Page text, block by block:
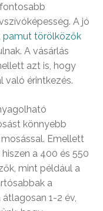
A jó
pamut törölközők
A vásárlás
azt is, hogy
való érintkezés.
könnyebb
Emellett
a 400 és 550
mint például a
a
1-2 év,